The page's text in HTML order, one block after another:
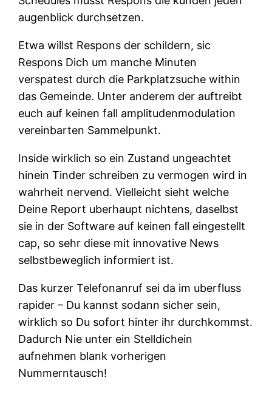
augenblick durchsetzen.
Etwa willst Respons der schildern, sic
Respons Dich um manche Minuten
verspatest durch die Parkplatzsuche within
das Gemeinde. Unter anderem der auftreibt
euch auf keinen fall amplitudenmodulation
vereinbarten Sammelpunkt.
Inside wirklich so ein Zustand ungeachtet
hinein Tinder schreiben zu vermogen wird in
wahrheit nervend. Vielleicht sieht welche
Deine Report uberhaupt nichtens, daselbst
sie in der Software auf keinen fall eingestellt
cap, so sehr diese mit innovative News
selbstbeweglich informiert ist.
Das kurzer Telefonanruf sei da im uberfluss
rapider – Du kannst sodann sicher sein,
wirklich so Du sofort hinter ihr durchkommst.
Dadurch Nie unter ein Stelldichein
aufnehmen blank vorherigen
Nummerntausch!